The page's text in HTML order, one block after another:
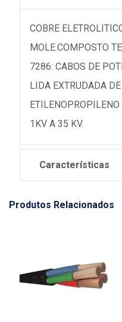
COBRE
MOLE.COMPOSTO
7286: CABOS DE
LIDA EXTRUDADA
1KV A 35 KV.
Características
Produtos Relacionados